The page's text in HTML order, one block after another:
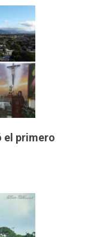
el primero